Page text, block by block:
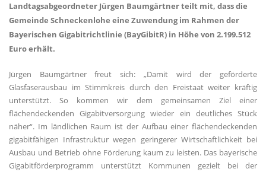
Landtagsabgeordneter Jürgen Baumgärtner teilt mit, dass die
Gemeinde Schneckenlohe eine Zuwendung im Rahmen der
Bayerischen Gigabitrichtlinie (BayGibitR) in Höhe von 2.199.512
Euro erhält.
Jürgen Baumgärtner freut sich: „Damit wird der geförderte
Glasfaserausbau im Stimmkreis durch den Freistaat weiter kräftig
unterstützt. So kommen wir dem gemeinsamen Ziel einer
flächendeckenden Gigabitversorgung wieder ein deutliches Stück
näher“. Im ländlichen Raum ist der Aufbau einer flächendeckenden
gigabitfähigen Infrastruktur wegen geringerer Wirtschaftlichkeit bei
Ausbau und Betrieb ohne Förderung kaum zu leisten. Das bayerische
Gigabitförderprogramm unterstützt Kommunen gezielt bei der